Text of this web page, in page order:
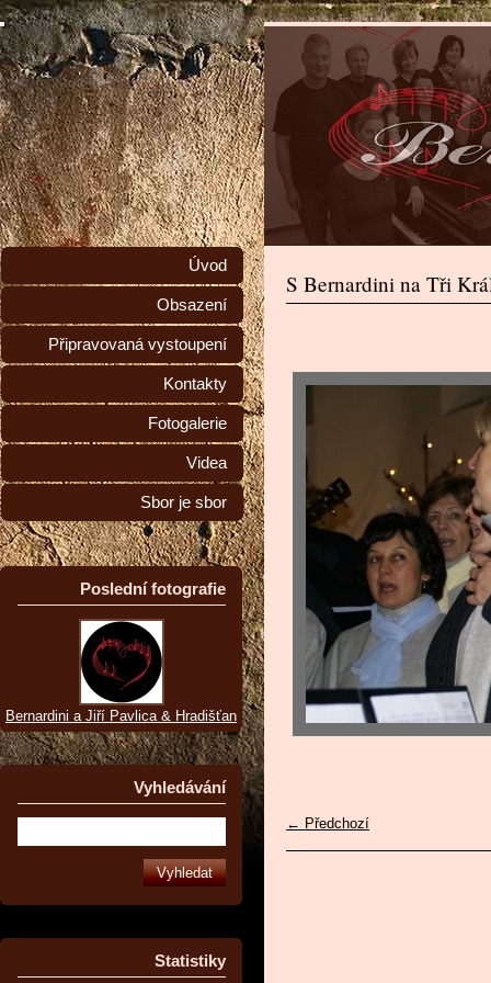
S Bernardini na Tři
← Předchozí
Úvod
Obsazení
Připravovaná vystoupení
Kontakty
Fotogalerie
Videa
Sbor je sbor
Poslední fotografie
Bernardini a Jiří Pavlica & Hradišťan
Vyhledávání
Statistiky